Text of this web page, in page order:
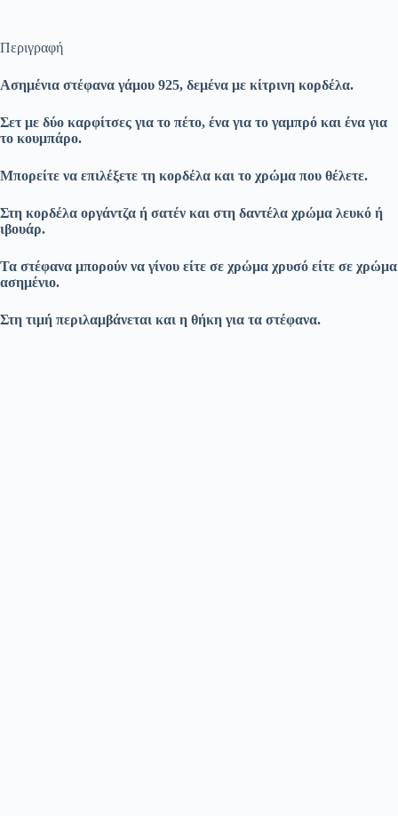
Περιγραφή
Ασημένια στέφανα γάμου 925, δεμένα με κίτρινη κορδέλα.
Σετ με δύο καρφίτσες για το πέτο, ένα για το γαμπρό και ένα για
το κουμπάρο.
Μπορείτε να επιλέξετε τη κορδέλα και το χρώμα που θέλετε.
Στη κορδέλα οργάντζα ή σατέν και στη δαντέλα χρώμα λευκό ή
ιβουάρ.
Τα στέφανα μπορούν να γίνου είτε σε χρώμα χρυσό είτε σε χρώμα
ασημένιο.
Στη τιμή περιλαμβάνεται και η θήκη για τα στέφανα.